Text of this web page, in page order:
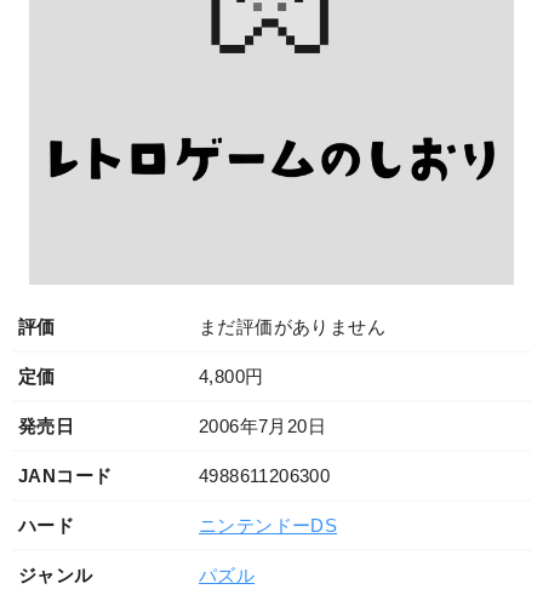
評価 まだ評価がありません
定価 4,800円
発売日 2006年7月20日
JANコード 4988611206300
ハード ニンテンドーDS
ジャンル パズル